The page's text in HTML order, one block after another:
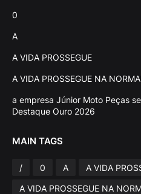
0
A
A VIDA PROSSEGUE
A VIDA PROSSEGUE NA
a empresa Júnior Moto Peças
Destaque Ouro 2026
MAIN TAGS
/ 0 A
A VIDA
A VIDA PROSSEGUE NA